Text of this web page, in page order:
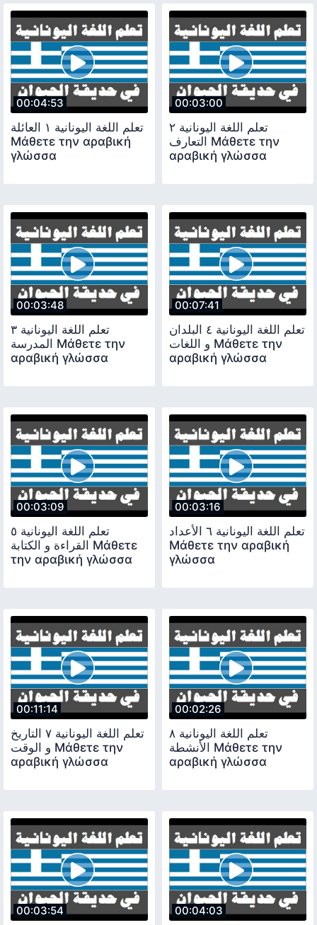
00:04:53
تعلم اللغة اليونانية ١ العائلة
Μάθετε την αραβική
γλώσσα
00:03:00
تعلم اللغة اليونانية ٢
التعارف Μάθετε την
αραβική γλώσσα
00:03:48
تعلم اللغة اليونانية ٣
المدرسة Μάθετε την
αραβική γλώσσα
00:07:41
تعلم اللغة اليونانية ٤ البلدان
و اللغات Μάθετε την
αραβική γλώσσα
00:03:09
تعلم اللغة اليونانية ٥
القراءة و الكتابة Μάθετε
την αραβική γλώσσα
00:03:16
تعلم اللغة اليونانية ٦ الأعداد
Μάθετε την αραβική
γλώσσα
00:11:14
تعلم اللغة اليونانية ٧ التاريخ
و الوقت Μάθετε την
αραβική γλώσσα
00:02:26
تعلم اللغة اليونانية ٨
الأنشطة Μάθετε την
αραβική γλώσσα
00:03:54 00:04:03